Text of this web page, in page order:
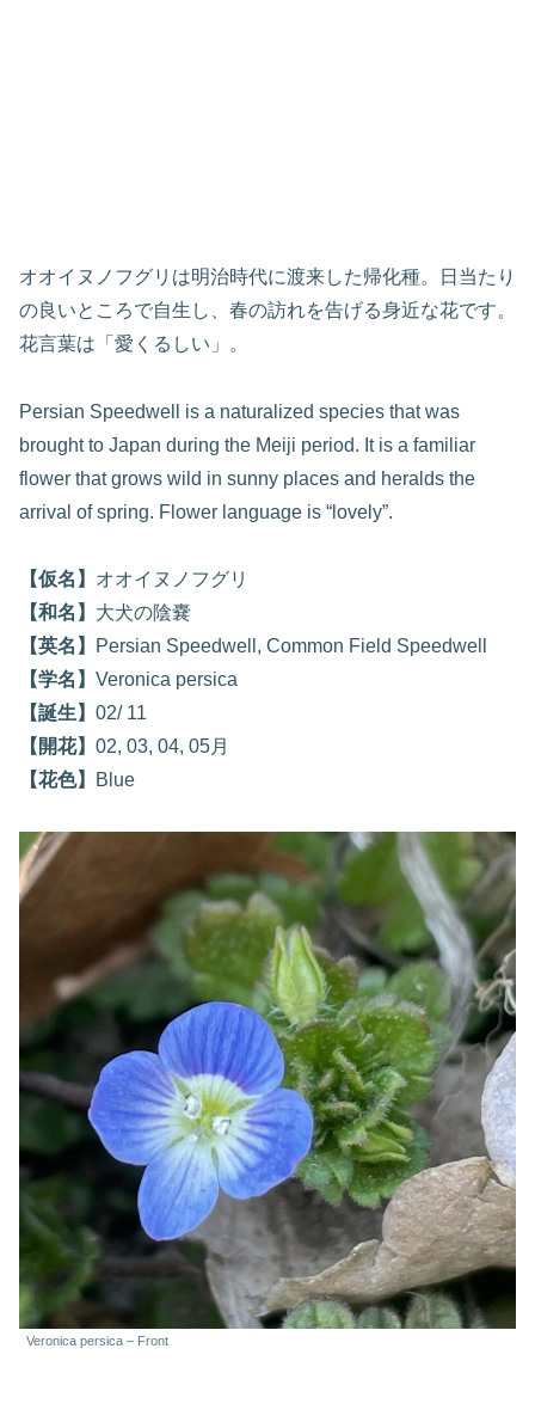
オオイヌノフグリは明治時代に渡来した帰化種。日当たり
の良いところで自生し、春の訪れを告げる身近な花です。
花言葉は「愛くるしい」。
Persian Speedwell is a naturalized species that was
brought to Japan during the Meiji period. It is a familiar
flower that grows wild in sunny places and heralds the
arrival of spring. Flower language is “lovely”.
【仮名】 オオイヌノフグリ
【和名】 大犬の陰嚢
【英名】
Persian Speedwell, Common Field Speedwell
【学名】 Veronica persica
【誕生】 02/ 11
【開花】 02, 03, 04, 05月
【花色】
Blue
Veronica persica – Front